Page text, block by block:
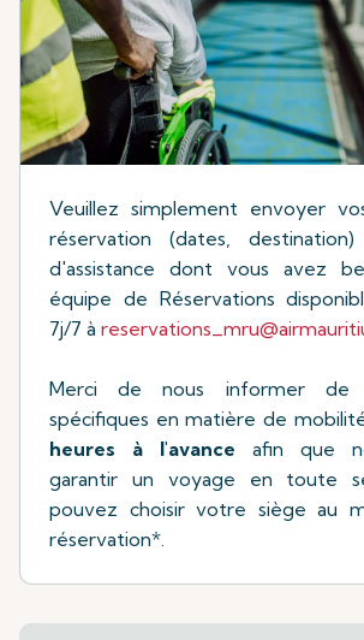
Veuillez simplement envoyer
réservation (dates,
d'assistance dont vous avez
équipe de Réservations
7j/7 à
Merci de nous informer de
spécifiques en matière de
heures à l'avance afin que
garantir un voyage en toute
pouvez choisir votre siège au
réservation*.